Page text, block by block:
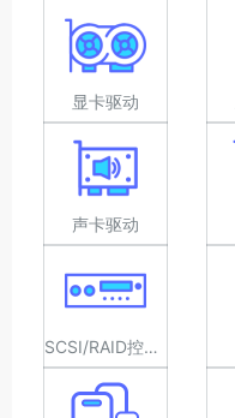
显卡驱动
声卡驱动
SCSI/RAID控制器驱动